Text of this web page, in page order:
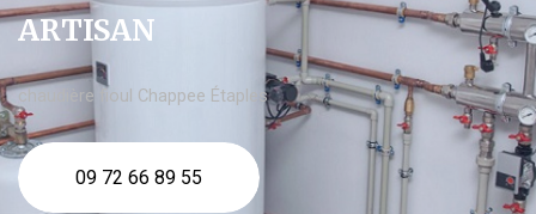
ARTISAN
chaudière fioul Chappee Étaples
09 72 66 89 55